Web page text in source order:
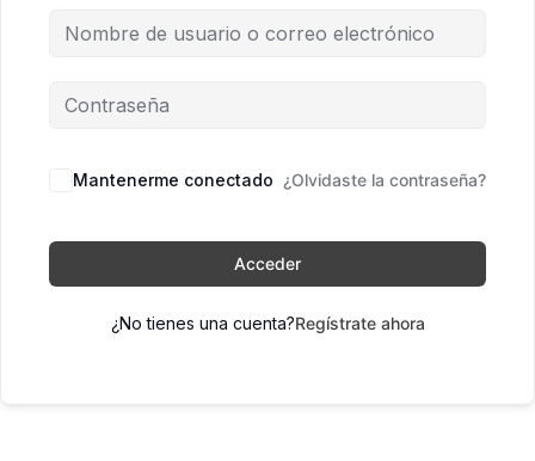
Mantenerme conectado ¿Olvidaste la contraseña?
Acceder
¿No tienes una cuenta?Regístrate ahora